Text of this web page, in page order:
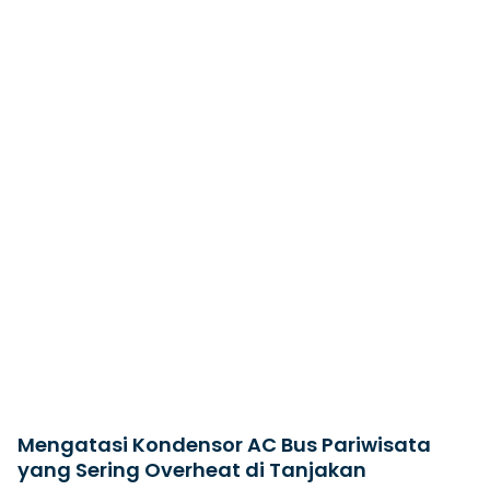
Mengatasi Kondensor AC Bus Pariwisata
yang Sering Overheat di Tanjakan